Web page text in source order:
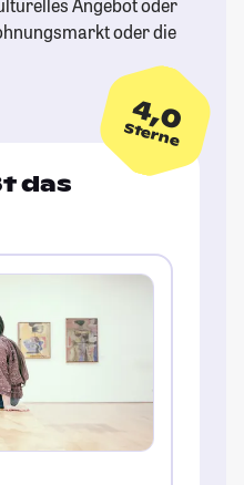
Angebot oder
oder die
4,0
Sterne
das